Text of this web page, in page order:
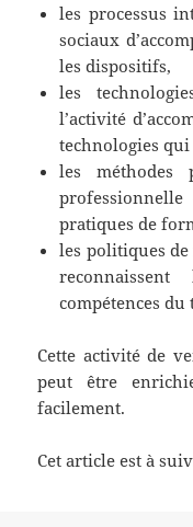
les processus
sociaux
les dispositifs,
les
l’activité
technologies qui
les méthodes
pratiques de
les politiques
compétences
Cette activité de
peut être
facilement.
Cet article est à